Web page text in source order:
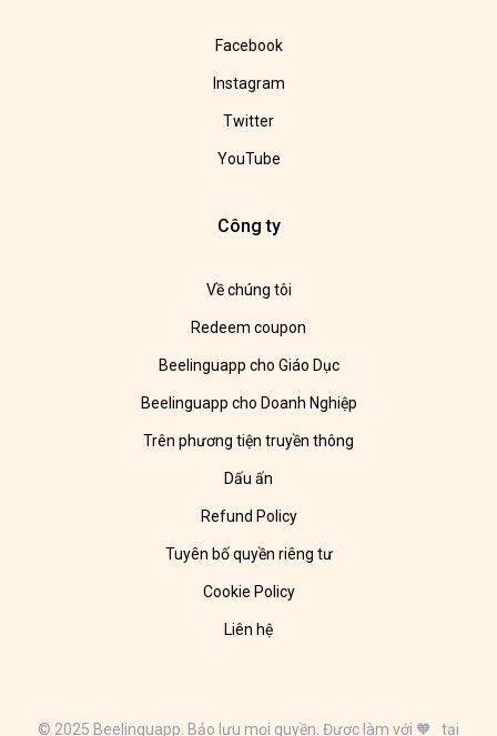
Facebook
Instagram
Twitter
YouTube
Công ty
Về chúng tôi
Redeem coupon
Beelinguapp cho Giáo Dục
Beelinguapp cho Doanh Nghiệp
Trên phương tiện truyền thông
Dấu ấn
Refund Policy
Tuyên bố quyền riêng tư
Cookie Policy
Liên hệ
© 2025 Beelinguapp. Bảo lưu mọi quyền. Được làm với 🧡 tại